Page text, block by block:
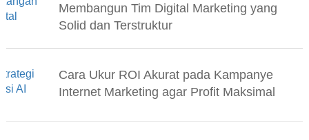
Membangun Tim Digital Marketing yang
Solid dan Terstruktur
Cara Ukur ROI Akurat pada Kampanye
Internet Marketing agar Profit Maksimal